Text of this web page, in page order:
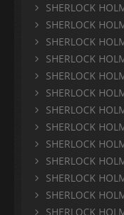
SHERLOCK
SHERLOCK
SHERLOCK
SHERLOCK
SHERLOCK
SHERLOCK
SHERLOCK
SHERLOCK
SHERLOCK
SHERLOCK
SHERLOCK
SHERLOCK
SHERLOCK